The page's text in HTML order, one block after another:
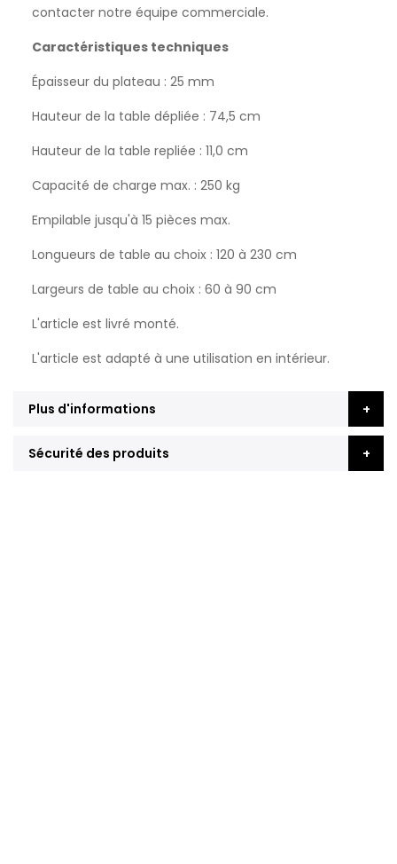
contacter notre équipe commerciale.
Caractéristiques techniques
Épaisseur du plateau : 25 mm
Hauteur de la table dépliée : 74,5 cm
Hauteur de la table repliée : 11,0 cm
Capacité de charge max. : 250 kg
Empilable jusqu'à 15 pièces max.
Longueurs de table au choix : 120 à 230 cm
Largeurs de table au choix : 60 à 90 cm
L'article est livré monté.
L'article est adapté à une utilisation en intérieur.
Plus d'informations
Sécurité des produits